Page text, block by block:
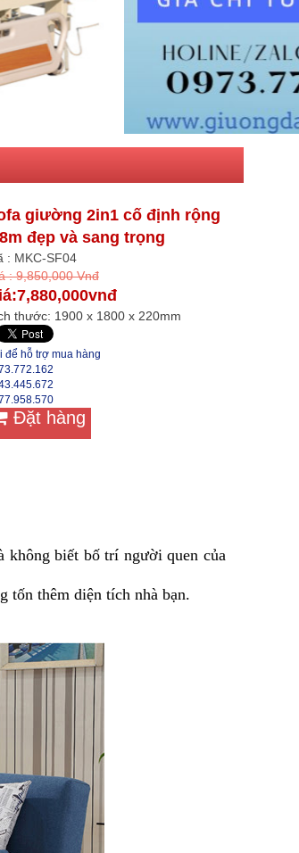
giường 2in1 cố định rộng
đẹp và sang trọng
: MKC-SF04
: 9,850,000 Vnđ
thước: 1900 x 1800 x 220mm
để hỗ trợ mua hàng
Đặt hàng
không biết bố trí người quen của
tốn thêm diện tích nhà bạn.